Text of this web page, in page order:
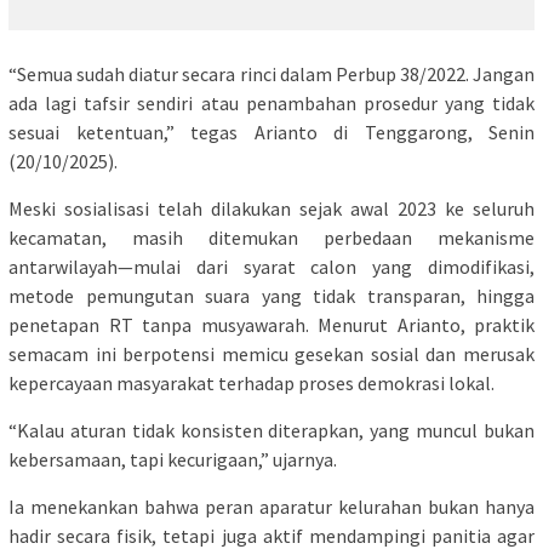
“Semua sudah diatur secara rinci dalam Perbup 38/2022. Jangan
ada lagi tafsir sendiri atau penambahan prosedur yang tidak
sesuai ketentuan,” tegas Arianto di Tenggarong, Senin
(20/10/2025).
Meski sosialisasi telah dilakukan sejak awal 2023 ke seluruh
kecamatan, masih ditemukan perbedaan mekanisme
antarwilayah—mulai dari syarat calon yang dimodifikasi,
metode pemungutan suara yang tidak transparan, hingga
penetapan RT tanpa musyawarah. Menurut Arianto, praktik
semacam ini berpotensi memicu gesekan sosial dan merusak
kepercayaan masyarakat terhadap proses demokrasi lokal.
“Kalau aturan tidak konsisten diterapkan, yang muncul bukan
kebersamaan, tapi kecurigaan,” ujarnya.
Ia menekankan bahwa peran aparatur kelurahan bukan hanya
hadir secara fisik, tetapi juga aktif mendampingi panitia agar